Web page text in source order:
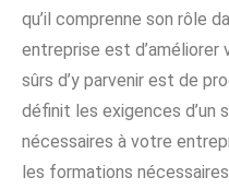
qu’il comprenne son rôle
entreprise est d’améliorer
sûrs d’y parvenir est de
définit les exigences
nécessaires à votre
les formations